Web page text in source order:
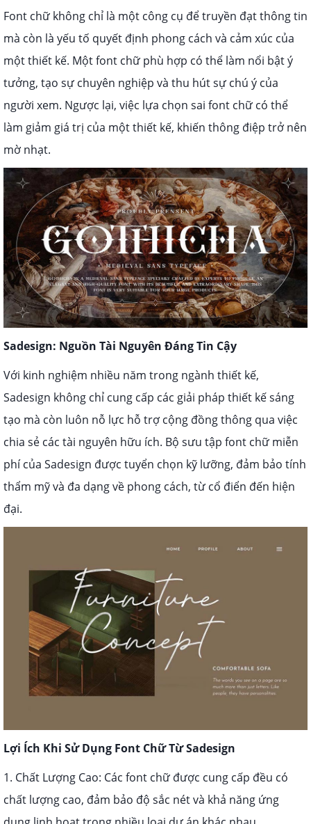
Font chữ không chỉ là một công cụ để truyền đạt thông tin
mà còn là yếu tố quyết định phong cách và cảm xúc của
một thiết kế. Một font chữ phù hợp có thể làm nổi bật ý
tưởng, tạo sự chuyên nghiệp và thu hút sự chú ý của
người xem. Ngược lại, việc lựa chọn sai font chữ có thể
làm giảm giá trị của một thiết kế, khiến thông điệp trở nên
mờ nhạt.
Sadesign: Nguồn Tài Nguyên Đáng Tin Cậy
Với kinh nghiệm nhiều năm trong ngành thiết kế,
Sadesign không chỉ cung cấp các giải pháp thiết kế sáng
tạo mà còn luôn nỗ lực hỗ trợ cộng đồng thông qua việc
chia sẻ các tài nguyên hữu ích. Bộ sưu tập font chữ miễn
phí của Sadesign được tuyển chọn kỹ lưỡng, đảm bảo tính
thẩm mỹ và đa dạng về phong cách, từ cổ điển đến hiện
đại.
Lợi Ích Khi Sử Dụng Font Chữ Từ Sadesign
1. Chất Lượng Cao: Các font chữ được cung cấp đều có
chất lượng cao, đảm bảo độ sắc nét và khả năng ứng